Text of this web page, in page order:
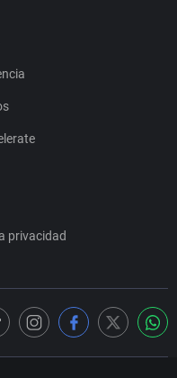
privacidad